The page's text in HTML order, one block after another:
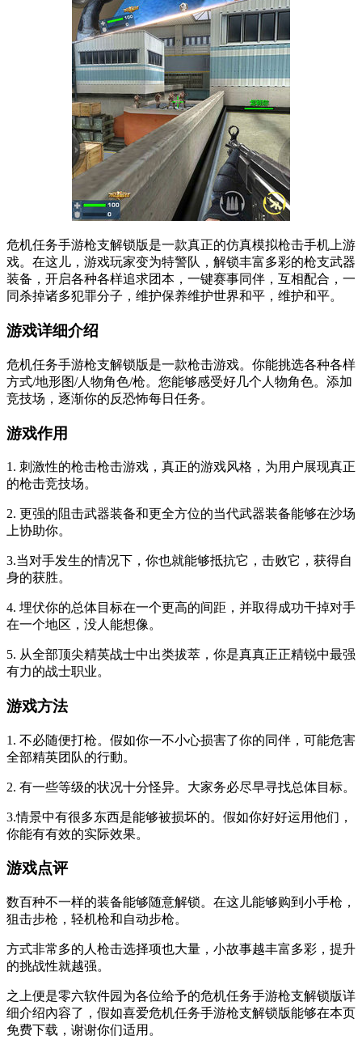
危机任务手游枪支解锁版是一款真正的仿真模拟枪击手机上游
戏。在这儿，游戏玩家变为特警队，解锁丰富多彩的枪支武器
装备，开启各种各样追求团本，一键赛事同伴，互相配合，一
同杀掉诸多犯罪分子，维护保养维护世界和平，维护和平。
游戏详细介绍
危机任务手游枪支解锁版是一款枪击游戏。你能挑选各种各样
方式/地形图/人物角色/枪。您能够感受好几个人物角色。添加
竞技场，逐渐你的反恐怖每日任务。
游戏作用
1. 刺激性的枪击枪击游戏，真正的游戏风格，为用户展现真正
的枪击竞技场。
2. 更强的阻击武器装备和更全方位的当代武器装备能够在沙场
上协助你。
3.当对手发生的情况下，你也就能够抵抗它，击败它，获得自
身的获胜。
4. 埋伏你的总体目标在一个更高的间距，并取得成功干掉对手
在一个地区，没人能想像。
5. 从全部顶尖精英战士中出类拔萃，你是真真正正精锐中最强
有力的战士职业。
游戏方法
1. 不必随便打枪。假如你一不小心损害了你的同伴，可能危害
全部精英团队的行動。
2. 有一些等级的状况十分怪异。大家务必尽早寻找总体目标。
3.情景中有很多东西是能够被损坏的。假如你好好运用他们，
你能有有效的实际效果。
游戏点评
数百种不一样的装备能够随意解锁。在这儿能够购到小手枪，
狙击步枪，轻机枪和自动步枪。
方式非常多的人枪击选择项也大量，小故事越丰富多彩，提升
的挑战性就越强。
之上便是零六软件园为各位给予的危机任务手游枪支解锁版详
细介绍內容了，假如喜爱危机任务手游枪支解锁版能够在本页
免费下载，谢谢你们适用。